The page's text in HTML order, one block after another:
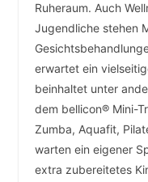
Ruheraum. Auch
Jugendliche stehen
erwartet ein
beinhaltet unter
dem bellicon® Mini-
Zumba, Aquafit,
warten ein eigener
extra zubereitetes